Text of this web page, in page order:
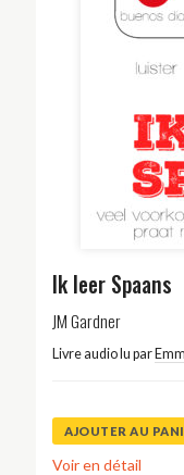
Ik leer Spaans
JM Gardner
Livre audio lu par
AJOUTER AU
Voir en détail